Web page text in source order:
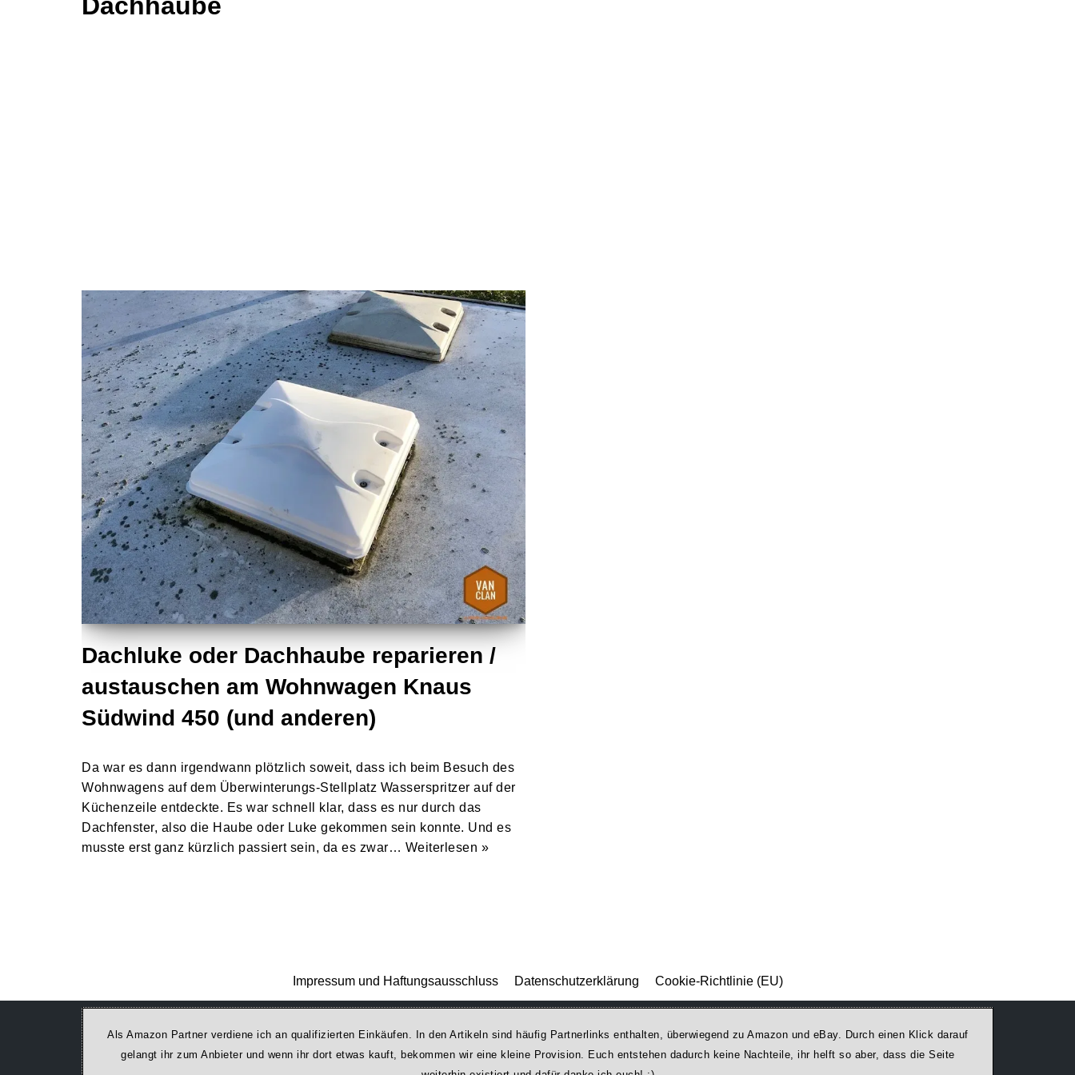
Dachhaube
Dachluke oder Dachhaube reparieren /
austauschen am Wohnwagen Knaus
Südwind 450 (und anderen)
Da war es dann irgendwann plötzlich soweit, dass ich beim Besuch des
Wohnwagens auf dem Überwinterungs-Stellplatz Wasserspritzer auf der
Küchenzeile entdeckte. Es war schnell klar, dass es nur durch das
Dachfenster, also die Haube oder Luke gekommen sein konnte. Und es
musste erst ganz kürzlich passiert sein, da es zwar… Weiterlesen »
Impressum und Haftungsausschluss Datenschutzerklärung Cookie-Richtlinie (EU)
Als Amazon Partner verdiene ich an qualifizierten Einkäufen. In den Artikeln sind häufig Partnerlinks enthalten, überwiegend zu Amazon und eBay. Durch einen Klick darauf
ge­lan­gt ihr zum Anbieter und wenn ihr dort etwas kauft, bekommen wir ei­ne kleine Provision. Euch entstehen dadurch keine Nachteile, ihr helft so aber, dass die Seite